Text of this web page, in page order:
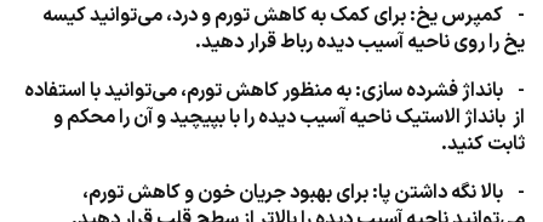
- کمپرس یخ: برای کمک به کاهش تورم و درد، می‌توانید کیسه
یخ را روی ناحیه آسیب دیده رباط قرار دهید.
- بانداژ فشرده سازی: به منظور کاهش تورم، می‌توانید با استفاده
از بانداژ الاستیک ناحیه آسیب دیده را با بپیچید و آن را محکم و
ثابت کنید.
- بالا نگه داشتن پا: برای بهبود جریان خون و کاهش تورم،